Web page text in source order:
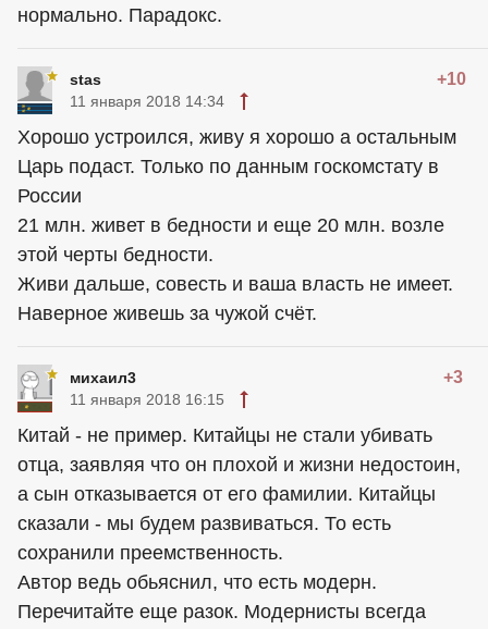
нормально. Парадокс.
stas +10
11 января 2018 14:34
Хорошо устроился, живу я хорошо а остальным
Царь подаст. Только по данным госкомстату в
России
21 млн. живет в бедности и еще 20 млн. возле
этой черты бедности.
Живи дальше, совесть и ваша власть не имеет.
Наверное живешь за чужой счёт.
михаил3 +3
11 января 2018 16:15
Китай - не пример. Китайцы не стали убивать
отца, заявляя что он плохой и жизни недостоин,
а сын отказывается от его фамилии. Китайцы
сказали - мы будем развиваться. То есть
сохранили преемственность.
Автор ведь обьяснил, что есть модерн.
Перечитайте еще разок. Модернисты всегда